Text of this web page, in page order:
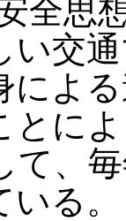
全思
い交
によ
とに
て、
る。